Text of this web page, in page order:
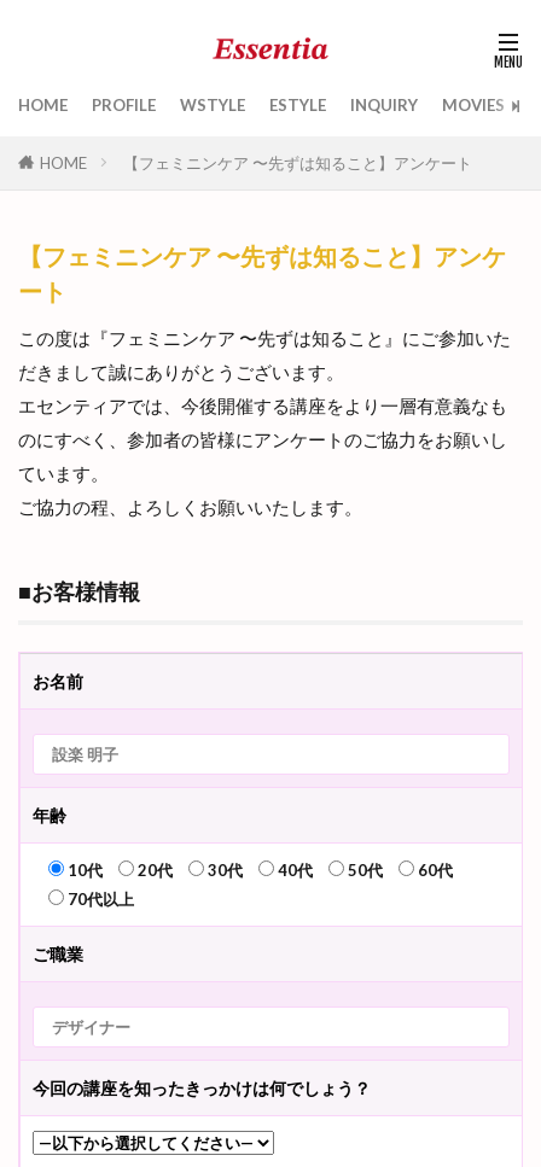
HOME PROFILE WSTYLE ESTYLE INQUIRY MOVIES
HOME 【フェミニンケア 〜先ずは知ること】アンケート
【フェミニンケア 〜先ずは知ること】アンケ
ート
この度は『フェミニンケア 〜先ずは知ること』にご参加いた
だきまして誠にありがとうございます。
エセンティアでは、今後開催する講座をより一層有意義なも
のにすべく、参加者の皆様にアンケートのご協力をお願いし
ています。
ご協力の程、よろしくお願いいたします。
■お客様情報
お名前
年齢
10代 20代 30代 40代 50代
60代
70代以上
ご職業
今回の講座を知ったきっかけは何でしょう？